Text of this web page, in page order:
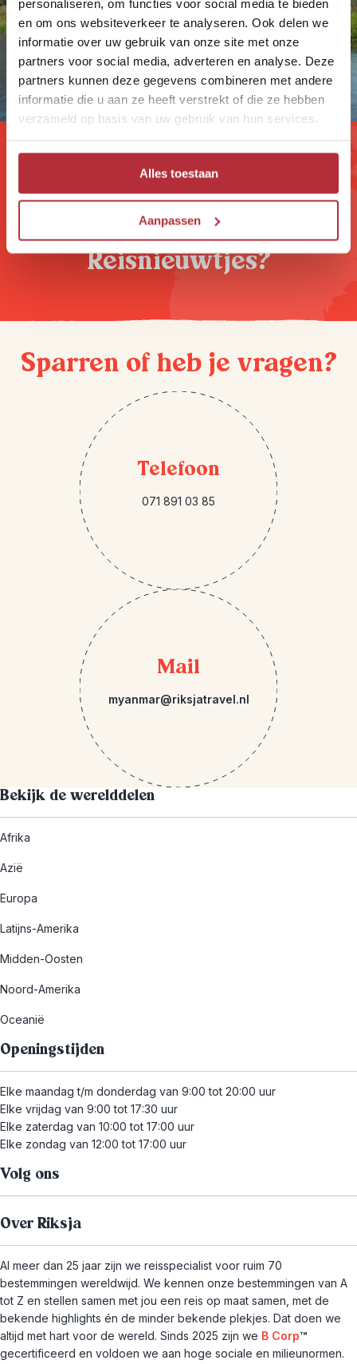
personaliseren, om functies voor social media te bieden
en om ons websiteverkeer te analyseren. Ook delen we
informatie over uw gebruik van onze site met onze
partners voor social media, adverteren en analyse. Deze
partners kunnen deze gegevens combineren met andere
informatie die u aan ze heeft verstrekt of die ze hebben
verzameld op basis van uw gebruik van hun services.
Alles toestaan
Aanpassen
Wil jij altijd als eerste op de
hoogte zijn van onze Riksja
Reisnieuwtjes?
Sparren of heb je vragen?
Telefoon
071 891 03 85
Mail
myanmar@riksjatravel.nl
Bekijk de werelddelen
Afrika
Azië
Europa
Latijns-Amerika
Midden-Oosten
Noord-Amerika
Oceanië
Openingstijden
Elke maandag t/m donderdag van 9:00 tot 20:00 uur
Elke vrijdag van 9:00 tot 17:30 uur
Elke zaterdag van 10:00 tot 17:00 uur
Elke zondag van 12:00 tot 17:00 uur
Volg ons
Over Riksja
Al meer dan 25 jaar zijn we reisspecialist voor ruim 70
bestemmingen wereldwijd. We kennen onze bestemmingen van A
tot Z en stellen samen met jou een reis op maat samen, met de
bekende highlights én de minder bekende plekjes. Dat doen we
altijd met hart voor de wereld. Sinds 2025 zijn we B Corp™
gecertificeerd en voldoen we aan hoge sociale en milieunormen.